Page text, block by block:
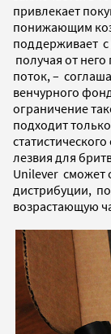
привлекает
понижающим
поддерживает
получая от
поток, –
венчурного
ограничение
подходит
лезвия для
Unilеver сможет
дистрибуции,
возрастающую